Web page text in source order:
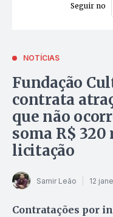
Seguir no
NOTÍCIAS
Fundação
contrata
que não
soma R$
licitação
Samir Leão 12
Contratações por